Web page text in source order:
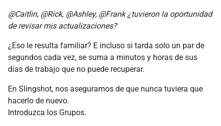
@Caitlin, @Rick, @Ashley, @Frank ¿tuvieron la oportunidad
de revisar mis actualizaciones?
¿Eso le resulta familiar? E incluso si tarda solo un par de
segundos cada vez, se suma a minutos y horas de sus
días de trabajo que no puede recuperar.
En Slingshot, nos aseguramos de que nunca tuviera que
hacerlo de nuevo.
Introduzca los Grupos.